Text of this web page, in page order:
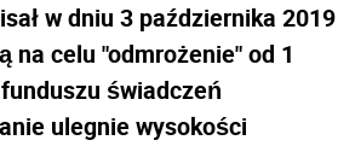
w dniu 3 października 2019
na celu "odmrożenie" od 1
świadczeń
ulegnie wysokości